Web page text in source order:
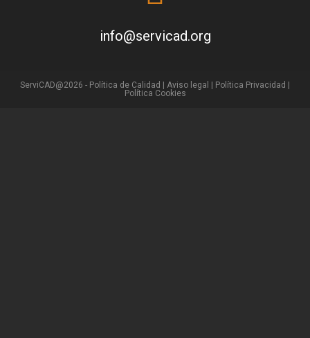
info@servicad.org
ServiCAD@2026 - Política de Calidad | Aviso legal | Política Privacidad |
Política Cookies